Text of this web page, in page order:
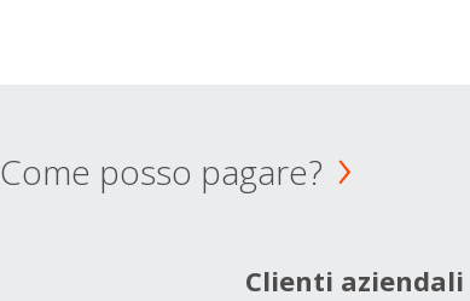
Come posso pagare?
Clienti aziendali